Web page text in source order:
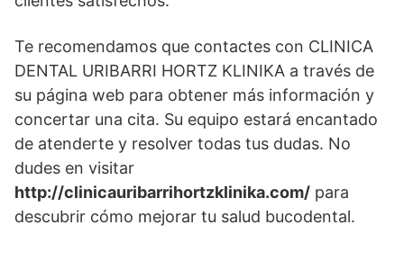
Te recomendamos que contactes con CLINICA
DENTAL URIBARRI HORTZ KLINIKA a través de
su página web para obtener más información y
concertar una cita. Su equipo estará encantado
de atenderte y resolver todas tus dudas. No
dudes en visitar
http://clinicauribarrihortzklinika.com/ para
descubrir cómo mejorar tu salud bucodental.